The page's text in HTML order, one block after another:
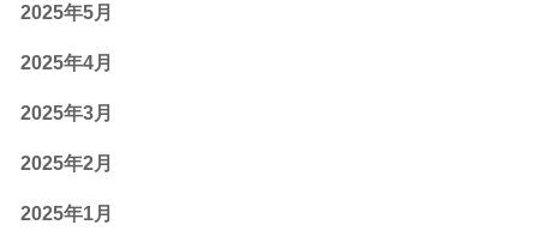
2025年5月
2025年4月
2025年3月
2025年2月
2025年1月